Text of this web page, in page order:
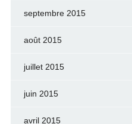
septembre 2015
août 2015
juillet 2015
juin 2015
avril 2015